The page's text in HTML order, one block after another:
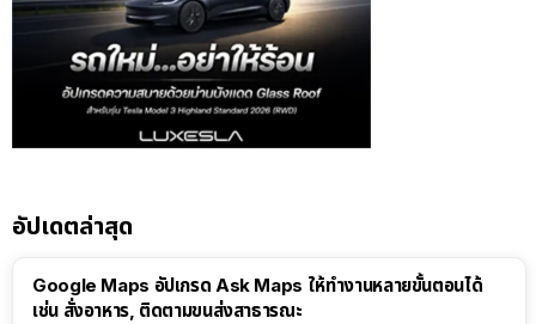
อัปเดตล่าสุด
Google Maps อัปเกรด Ask Maps ให้ทำงานหลายขั้นตอนได้
เช่น สั่งอาหาร, ติดตามขนส่งสาธารณะ